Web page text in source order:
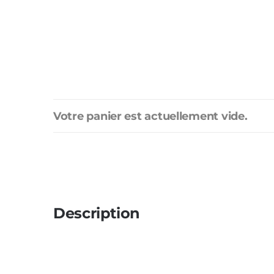
Votre panier est actuellement vide.
Description